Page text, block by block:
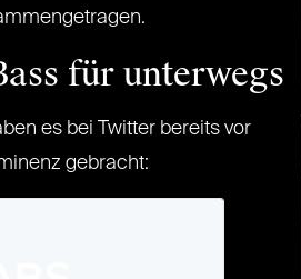
für unterwegs
es bei Twitter bereits vor
gebracht: